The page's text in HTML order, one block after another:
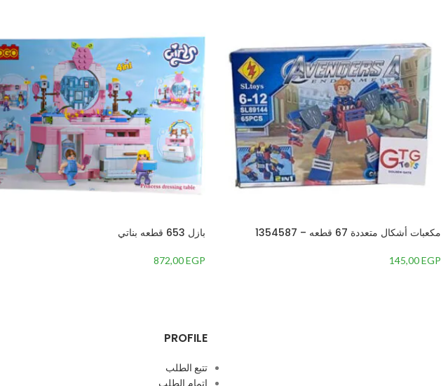
مكعبات أشكال متعددة 67 قطعه – 1354587
145,00EGP
بازل 653 قطعه بناتي
872,00EGP
PROFILE
تتبع الطلب
إتمام الطلب